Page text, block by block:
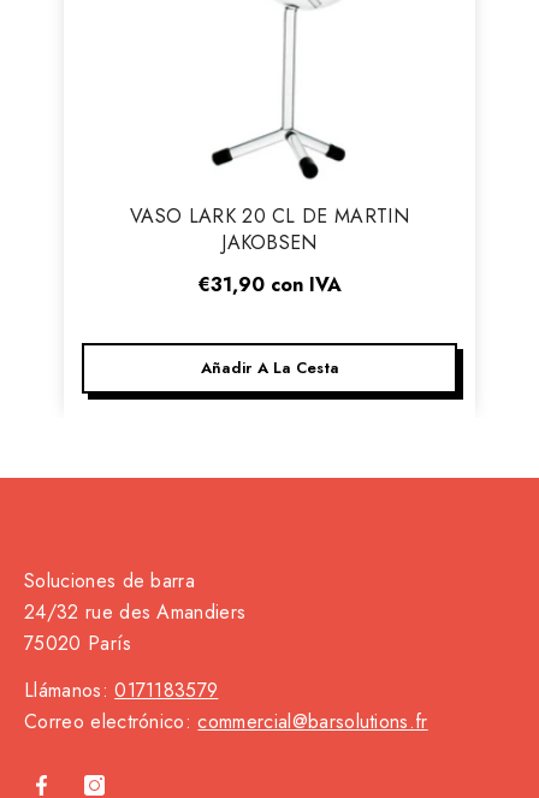
Vendor:
VASO LARK 20 CL DE MARTIN
JAKOBSEN
€31,90 con IVA
Añadir A La Cesta
Soluciones de barra
24/32 rue des Amandiers
75020 París
Llámanos:0171183579
Correo electrónico:commercial@barsolutions.fr